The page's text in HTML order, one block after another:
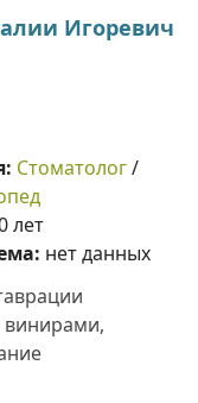
Игоревич
Стоматолог/
лет
нет данных